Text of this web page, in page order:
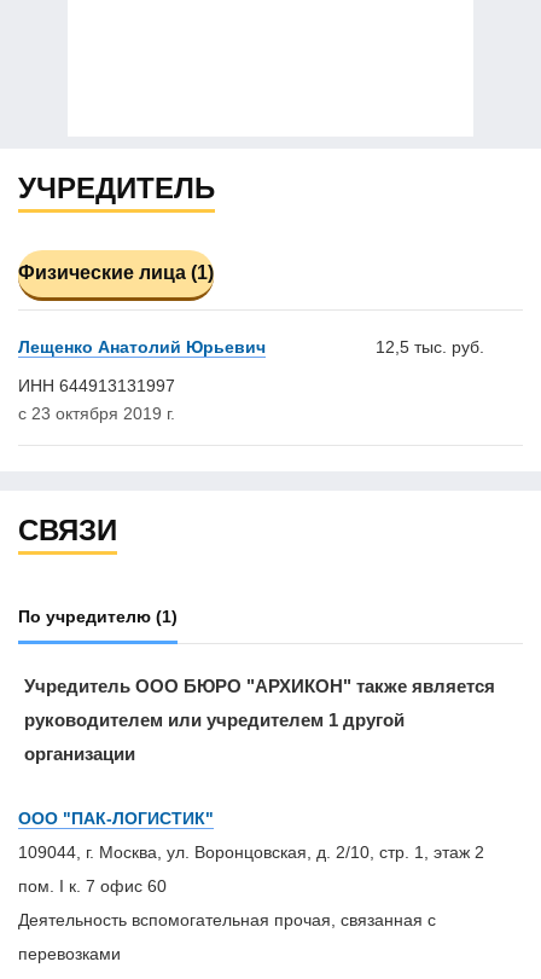
УЧРЕДИТЕЛЬ
Физические лица (1)
Лещенко Анатолий Юрьевич
ИНН 644913131997
с 23 октября 2019 г.
12,5 тыс. руб.
СВЯЗИ
По учредителю (1)
Учредитель ООО БЮРО "АРХИКОН" также является
руководителем или учредителем 1 другой
организации
ООО "ПАК-ЛОГИСТИК"
109044, г. Москва, ул. Воронцовская, д. 2/10, стр. 1, этаж 2
пом. I к. 7 офис 60
Деятельность вспомогательная прочая, связанная с
перевозками